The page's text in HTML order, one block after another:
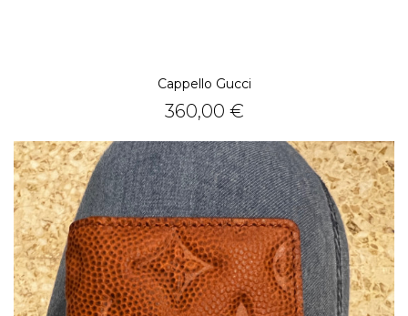
Cappello Gucci
Prezzo
360,00 €